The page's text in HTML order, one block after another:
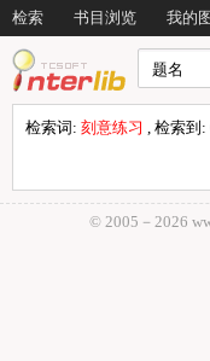
检索 书目浏览 我的
检索词: 刻意练习 , 检索到:
© 2005－ 2026